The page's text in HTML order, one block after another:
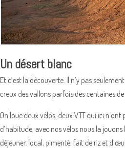
Un désert blanc
Et c’est la découverte. Il n’y pas
creux des vallons parfois des centaines
On loue deux vélos, deux VTT qui ici
d’habitude, avec nos vélos nous la
déjeuner, local, pimenté, fait de riz et